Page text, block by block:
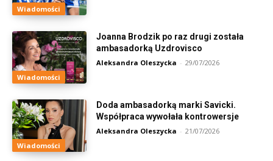
Wiadomości
Wiadomości
Joanna Brodzik po raz drugi została
ambasadorką Uzdrovisco
Aleksandra Oleszycka - 29/07/2026
Wiadomości
Doda ambasadorką marki Savicki.
Współpraca wywołała kontrowersje
Aleksandra Oleszycka - 21/07/2026